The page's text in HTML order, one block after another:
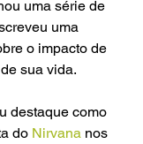
uma série de
uma
o impacto de
sua vida.
do Nirvana nos